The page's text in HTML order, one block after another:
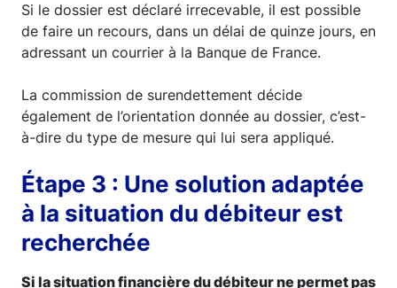
Si le dossier est déclaré irrecevable, il est possible
de faire un recours, dans un délai de quinze jours, en
adressant un courrier à la Banque de France.
La commission de surendettement décide
également de l’orientation donnée au dossier, c’est-
à-dire du type de mesure qui lui sera appliqué.
Étape 3 : Une solution adaptée
à la situation du débiteur est
recherchée
Si la situation financière du débiteur ne permet pas